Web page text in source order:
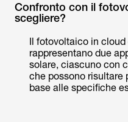
Confronto con il
scegliere?
Il fotovoltaico in
rappresentano due
solare, ciascuno con
che possono risultare
base alle specifiche